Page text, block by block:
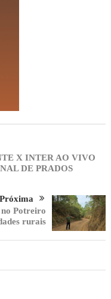
X INTER AO VIVO
DE PRADOS
Próxima
Potreiro
rurais